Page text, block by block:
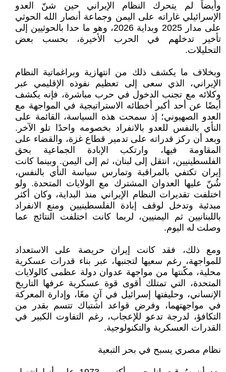
وأيضاً لم يتحرك النظام الإيراني حين شنّ العدو
الإسرائيلي غاراته على اليمن وجماعة أنصار الله الحوثي
على مدار 2025 وبداية 2026، وهو ما حدا بالحوثيين إلى
تأخير تدخلهم في الحرب الأخيرة، بحسب بعض
التحليلات.
وبخلاف ما يكشف ذلك من انتهازية وبراغماتية النظام
الإيراني، الذي سعى إلى تعظيم نفوذه الإقليمي عبر
وكلائه مع تجنب الدخول في حرب مباشرة، فإنه يكشف
أيضًا عن أحد أكبر أخطائه الاستراتيجية في المواجهة مع
العدو الصهيوني؛ إذ سمحت هذه السياسة، القائمة على
النأي بالنفس للعدو بالانفراد بخصومه واحدًا تلو الآخر.
وبعد أن ركز قدراته على تدمير قطاع غزة، والقضاء على
المقاومة فيها، وارتكب الإبادة الجماعية بحق
الفلسطينيين، انتقل إلى لبنان، ثم إلى اليمن. وبينما كانت
إيران تكتفي بالمراقبة وتمارس سياسة النأي بالنفس،
شُنّ عليها العدوان المشترك مع الولايات المتحدة. ولو
اختلفت تقديرات النظام الإيراني منذ البداية، وكان أكثر
مبدئية وتدخل لوقف إبادة الفلسطينيين ومنع الانفراد
باللبنانيين ثم اليمنيين، لربما كانت اختلفت النتائج عما
وصلت له اليوم.
ومع ذلك، فقد كانت إيران حريصة على الاستعداد
للمواجهة، رغم سعيها لتجنبها، عبر بناء قدرات عسكرية
محلية، مكّنتها من مواجهة عدوان دولة عظمى كالولايات
المتحدة، التي تمتلك أقوى قوة عسكرية عرفها التاريخ
الإنساني، وحليفتها إسرائيل في آنٍ معًا، وإدارة المعركة
في مواجهتهما، وفرض قواعد اشتباك تتسم بقدر من
التكافؤ، لدرجة تدعو للإعجاب، رغم التفاوت الكبير في
القدرات العسكرية والتكنولوجية.
نظام مصري يسبح في بحر التبعية